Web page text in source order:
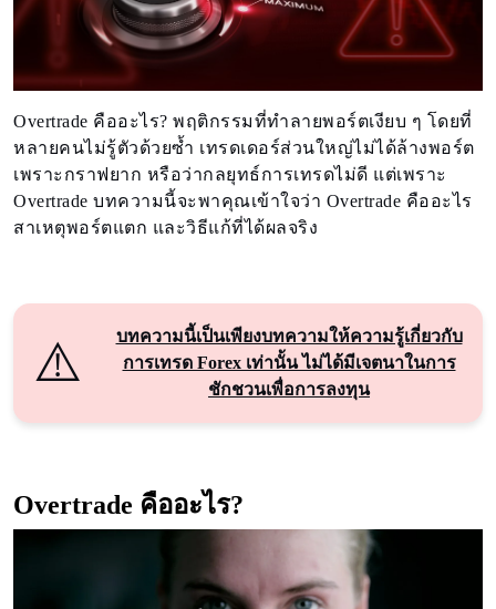
Overtrade คืออะไร? พฤติกรรมที่ทำลายพอร์ตเงียบ ๆ โดยที่
หลายคนไม่รู้ตัวด้วยซ้ำ เทรดเดอร์ส่วนใหญ่ไม่ได้ล้างพอร์ต
เพราะกราฟยาก หรือว่ากลยุทธ์การเทรดไม่ดี แต่เพราะ
Overtrade บทความนี้จะพาคุณเข้าใจว่า Overtrade คืออะไร
สาเหตุพอร์ตแตก และวิธีแก้ที่ได้ผลจริง
⚠️
บทความนี้เป็นเพียงบทความให้ความรู้เกี่ยวกับ
การเทรด Forex เท่านั้น ไม่ได้มีเจตนาในการ
ชักชวนเพื่อการลงทุน
Overtrade คืออะไร?